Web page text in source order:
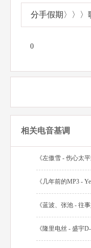
分手假期〉〉〉
0
相关电音基调
《左傲雪 - 伤心太
《几年前的MP3 -
《蓝波、张池 - 往
《隆里电丝 - 盛宇